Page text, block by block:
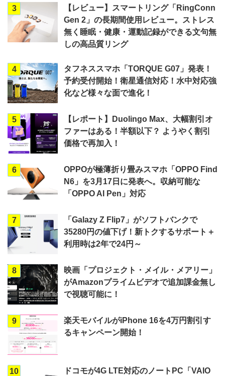
3
【レビュー】スマートリング「RingConn
Gen 2」の長期間使用レビュー。ストレス
無く睡眠・健康・運動記録ができる文句無
しの高品質リング
4
タフネススマホ「TORQUE G07」発表！
予約受付開始！衛星通信対応！水中対応強
化など様々な面で進化！
5
【レポート】Duolingo Max、大幅割引オ
ファーはある！半額以下？ ようやく割引
価格で再加入！
6
OPPOが極薄折り畳みスマホ「OPPO Find
N6」を3月17日に発表へ。収納可能な
「OPPO AI Pen」対応
7
「Galazy Z Flip7」がソフトバンクで
35280円の値下げ！新トクするサポート＋
利用時は2年で24円～
8
映画「プロジェクト・メイル・メアリー」
がAmazonプライムビデオで追加課金無し
で視聴可能に！
9
楽天モバイルがiPhone 16を4万円割引す
るキャンペーン開始！
10
ドコモが4G LTE対応のノートPC「VAIO